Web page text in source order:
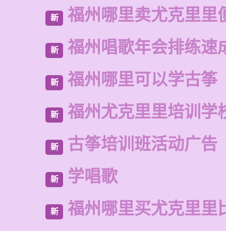
新 福州哪里卖尤克里里
新 福州唱歌年会排练速
新 福州哪里可以学古筝
新 福州尤克里里培训学
新 古筝培训班活动广告
新 学唱歌
新 福州哪里买尤克里里